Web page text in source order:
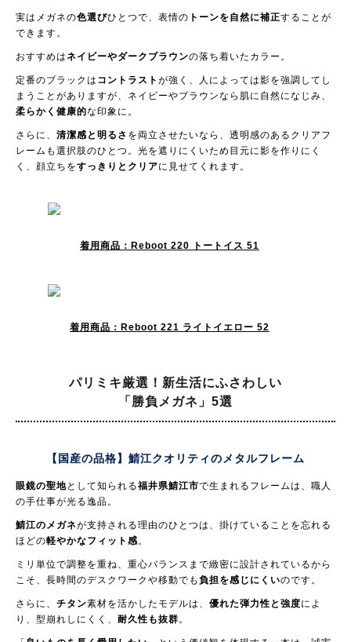
実はメガネの色選びひとつで、表情の トーンを自然に補正することが
できます。
おすすめはネイビーやダークブラウンの落ち着いたカラー。
定番のブラックは コントラスト が強く、人によっては影を強調してし
まうことがありますが、ネイビーやブラウンなら肌に自然になじみ、
柔らかく健康的な印象に。
さらに、 清潔感と明るさ を両立させたいなら、透明感のあるクリアフ
レームも選択肢のひとつ。光を遮りにくいため目元に影を作りにく
く、顔立ちをすっきりとクリアに見せてくれます。
着用商品：Reboot 220 トートイス 51
着用商品：Reboot 221 ライトイエロー 52
パリミキ厳選！新生活にふさわしい
「勝負メガネ」5選
【国産の品格】鯖江クオリティの メタルフレーム
眼鏡の聖地として知られる福井県鯖江市で生まれるフレームは、職人
の手仕事が光る逸品。
鯖江のメガネが支持される理由のひとつは、掛けていることを忘れる
ほどの軽やかなフィット感。
ミリ単位で調整を重ね、重心バランスまで緻密に設計されているから
こそ、長時間のデスクワークや移動でも 負担を感じにくいのです。
さらに、 チタン素材を活かしたモデルは、 優れた弾力性と強度によ
り、型崩れしにくく、 耐久性も抜群。